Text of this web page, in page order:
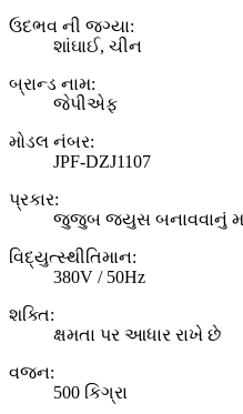
ઉદભવ ની જગ્યા:
શાંઘાઈ, ચીન
બ્રાન્ડ નામ:
જેપીએફ
મોડલ નંબર:
JPF-DZJ1107
પ્રકાર:
જુજુબ જ્યુસ બનાવવાનું
વિદ્યુત્સ્થીતિમાન:
380V / 50Hz
શક્તિ:
ક્ષમતા પર આધાર રાખે છે
વજન:
500 કિગ્રા